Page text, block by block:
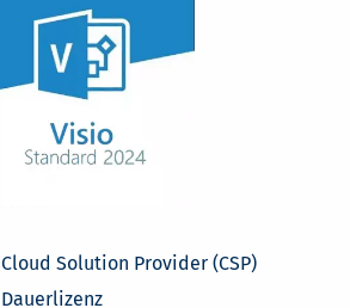
Cloud Solution Provider (CSP)
Dauerlizenz